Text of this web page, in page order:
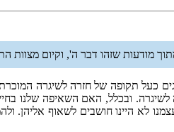
מודעות שזהו דבר ה', וקיום
תקופה של חזרה לשיגרה המוכרת
ובכלל, האם השאיפה שלנו
היינו חושבים לשאוף אליהן.